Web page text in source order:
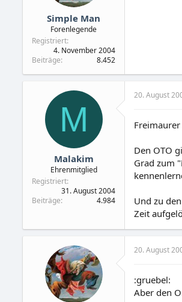
Simple Man
Forenlegende
Registriert
4. November 2004
Beiträge
8.452
M
Malakim
Ehrenmitglied
Registriert
31. August 2004
Beiträge
4.984
20. August
Den OTO
Grad zum
Und zu
Zeit
20. August
:gruebel:
Aber den